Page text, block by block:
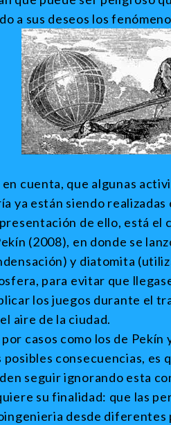
a sus deseos los
cuenta, que algunas
ya están siendo realizadas
de ello, está el
(2008), en donde se
y diatomita
para evitar que
los juegos durante el
aire de la ciudad.
casos como los de Pekín
posibles consecuencias, es
seguir ignorando esta
su finalidad: que las
desde diferentes